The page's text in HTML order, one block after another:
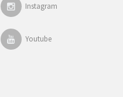
Instagram
Youtube